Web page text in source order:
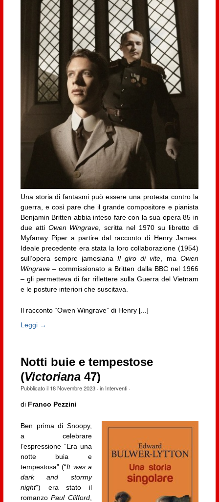
Una storia di fantasmi può essere una protesta contro la
guerra, e così pare che il grande compositore e pianista
Benjamin Britten abbia inteso fare con la sua opera 85 in
due atti Owen Wingrave , scritta nel 1970 su libretto di
Myfanwy Piper a partire dal racconto di Henry James.
Ideale precedente era stata la loro collaborazione (1954)
sull’opera sempre jamesianaIl giro di vite , ma Owen
Wingrave– commissionato a Britten dalla BBC nel 1966
– gli permetteva di far riflettere sulla Guerra del Vietnam
e le posture interiori che suscitava.
Il racconto “Owen Wingrave” di Henry [...]
Leggi →
Notti buie e tempestose
(Victoriana47)
Pubblicato il 18 Novembre 2023· in Interventi·
di Franco Pezzini
Ben prima di Snoopy,
a celebrare
l’espressione “Era una
notte buia e
tempestosa” (“It was a
dark and stormy
night”) era stato il
romanzoPaul Clifford